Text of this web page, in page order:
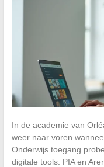
In de academie van
weer naar voren
Onderwijs toegang
digitale tools: PIA en